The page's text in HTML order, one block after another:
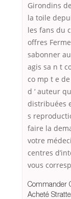
Girondins
la toile
les fans du
offres
sabonner
agis sa n t
co mp t e
d ‘ auteur
distribuées
s
faire la
votre
centres
vous
Commander
Acheté